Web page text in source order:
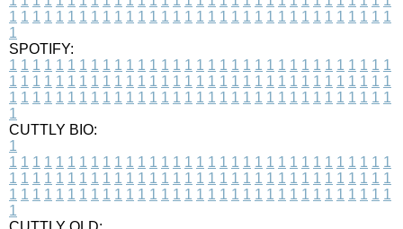
1 1 1 1 1 1 1 1 1 1 1 1 1 1 1 1 1 1 1 1 1 1 1 1 1 1 1 1 1 1 1 1 1
1
SPOTIFY:
1 1 1 1 1 1 1 1 1 1 1 1 1 1 1 1 1 1 1 1 1 1 1 1 1 1 1 1 1 1 1 1 1
1 1 1 1 1 1 1 1 1 1 1 1 1 1 1 1 1 1 1 1 1 1 1 1 1 1 1 1 1 1 1 1 1
1 1 1 1 1 1 1 1 1 1 1 1 1 1 1 1 1 1 1 1 1 1 1 1 1 1 1 1 1 1 1 1 1
1
CUTTLY BIO:
1
1 1 1 1 1 1 1 1 1 1 1 1 1 1 1 1 1 1 1 1 1 1 1 1 1 1 1 1 1 1 1 1 1
1 1 1 1 1 1 1 1 1 1 1 1 1 1 1 1 1 1 1 1 1 1 1 1 1 1 1 1 1 1 1 1 1
1 1 1 1 1 1 1 1 1 1 1 1 1 1 1 1 1 1 1 1 1 1 1 1 1 1 1 1 1 1 1 1 1
1